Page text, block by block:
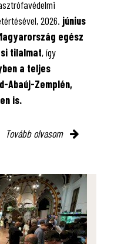
2026. június
egész
tilalmat, így
a teljes
Abaúj-Zemplén,
is.
Tovább olvasom